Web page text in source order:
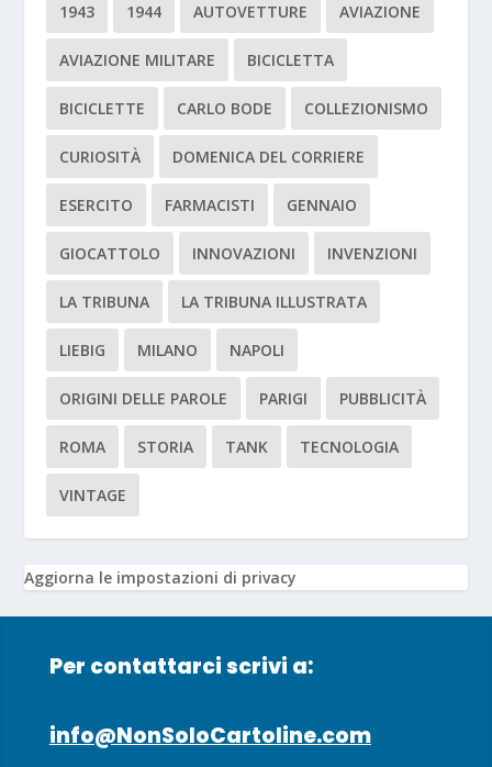
1943 1944 AUTOVETTURE AVIAZIONE
AVIAZIONE MILITARE BICICLETTA
BICICLETTE CARLO BODE COLLEZIONISMO
CURIOSITÀ DOMENICA DEL CORRIERE
ESERCITO FARMACISTI GENNAIO
GIOCATTOLO INNOVAZIONI INVENZIONI
LA TRIBUNA LA TRIBUNA ILLUSTRATA
LIEBIG MILANO NAPOLI
ORIGINI DELLE PAROLE PARIGI PUBBLICITÀ
ROMA STORIA TANK TECNOLOGIA
VINTAGE
Aggiorna le impostazioni di privacy
Per contattarci scrivi a:
info@NonSoloCartoline.com